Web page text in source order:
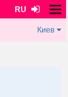
RU
Киев